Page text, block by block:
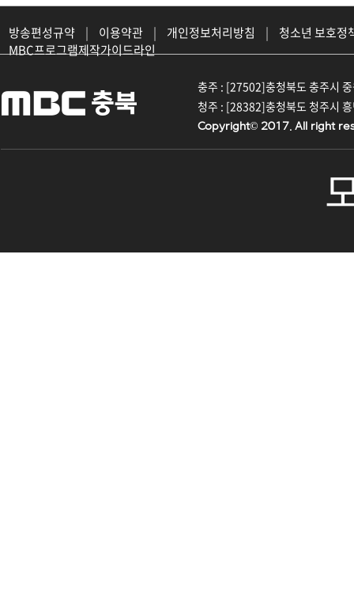
방송편성규약 | 이용약관 | 개인정보처리방침 |
청소년 보호정
MBC프로그램제작가이드라인
충주 : [27502]충청북도 충주시
청주 : [28382]충청북도 청주시
Copyright© 2017. All right